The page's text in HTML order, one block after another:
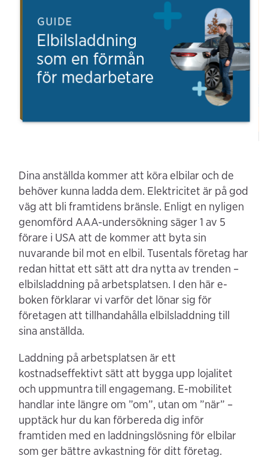
Dina anställda kommer att köra elbilar och de
behöver kunna ladda dem. Elektricitet är på god
väg att bli framtidens bränsle. Enligt en nyligen
genomförd AAA-undersökning säger 1 av 5
förare i USA att de kommer att byta sin
nuvarande bil mot en elbil. Tusentals företag har
redan hittat ett sätt att dra nytta av trenden –
elbilsladdning på arbetsplatsen. I den här e-
boken förklarar vi varför det lönar sig för
företagen att tillhandahålla elbilsladdning till
sina anställda.
Laddning på arbetsplatsen är ett
kostnadseffektivt sätt att bygga upp lojalitet
och uppmuntra till engagemang. E-mobilitet
handlar inte längre om ”om”, utan om ”när” –
upptäck hur du kan förbereda dig inför
framtiden med en laddningslösning för elbilar
som ger bättre avkastning för ditt företag.